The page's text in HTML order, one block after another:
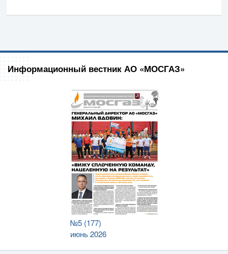
Информационный вестник АО «МОСГАЗ»
№5 (177)
июнь 2026